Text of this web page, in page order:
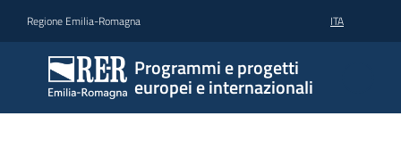
Regione Emilia-Romagna ITA
Programmi e progetti
europei e internazionali